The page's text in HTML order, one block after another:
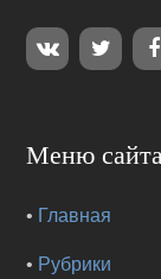
Меню
• Главная
• Рубрики